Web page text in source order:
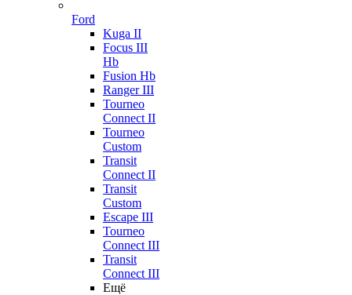
Ford
Kuga II
Focus III
Hb
Fusion Hb
Ranger III
Tourneo
Connect II
Tourneo
Custom
Transit
Connect II
Transit
Custom
Escape III
Tourneo
Connect III
Transit
Connect III
Ещё